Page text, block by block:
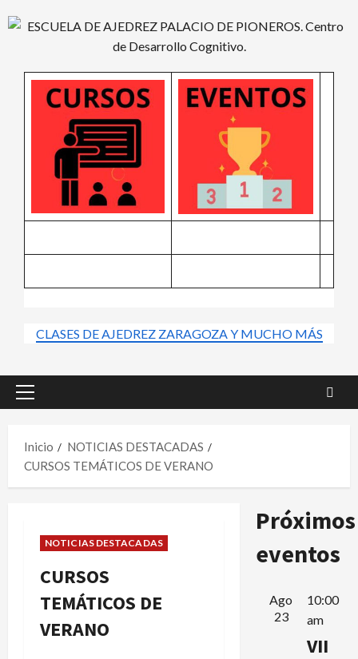
al
CLASES DE AJEDREZ ZARAGOZA Y MUCHO MÁS
Menú
Inicio
NOTICIAS DESTACADAS
CURSOS TEMÁTICOS DE VERANO
NOTICIAS DESTACADAS
CURSOS
TEMÁTICOS DE
VERANO
Próximos
eventos
Ago
23
10:00
am
VII